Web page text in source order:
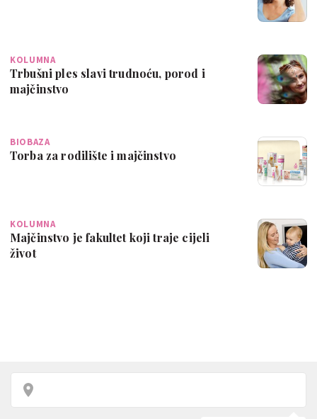
KOLUMNA
Trbušni ples slavi trudnoću, porod i
majčinstvo
BIOBAZA
Torba za rodilište i majčinstvo
KOLUMNA
Majčinstvo je fakultet koji traje cijeli
život